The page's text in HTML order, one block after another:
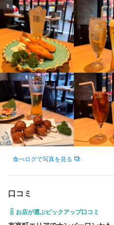
の店内です。
提灯をモチーフにした照明や木
温かみを感じながらも、どこか
間になっています。
都会の喧騒を忘れ、ゆったりと
と日本酒を楽しんでいただけます
【来店されるお客様について】
落ち着いた雰囲気の店内には、
ネスパーソンや、女子会などで
お客様が来店されます。
また、少人数向けの席も用意し
ります。
【メッセージ】
ここまで読んでいただき、ありが
当店は、しっかりと休みを確保
食べログで写真を見る
口コミ
お店が選ぶピックアップ口コミ
求める人物像
こんな方は必見
・好待遇に魅力を感じる方
・おでんが好きな方
・キャリアアップしたい方
・お客さまに喜んでもらうのが
・自分の経験を活かして働きたい
私たちは、一人ひとりの経験や得
あなたと一緒に働ける日を心より
包丁さばき 盛り付け技術
応募資格
歓迎スキル・経験
サービス・ホールの経験がある
求める人物像
こんな方は必見
・おでんが好きな方
・キャリアアップしたい方
・お客さまに喜んでもらうのが好
求める人物像
こんな方は必見
・好待遇に魅力を感じる方
・おでんが好きな方
・キャリアアップしたい方
・お客さまに喜んでもらうのが
・自分の経験を活かして働きたい
私たちは、一人ひとりの経験や得
あなたと一緒に働ける日を心より
応募資格
歓迎スキル・経験
調理経験がある方歓迎！
求める人物像
こんな方は必見
・好待遇に魅力を感じる方
・キャリアアップしたい方
・お客さまに喜んでもらうのが
・自分の経験を活かして働きたい方
・おでんが好きな方
・キャリアアップしたい方
・お客さまに喜んでもらうのが
・自分の経験を活かして働きたい
お店の採用担当者からの
【求職者の皆さまへ】
ここまで読んでいただき、あり
当店では、一人ひとりが持って
けるよう、サポート体制を整え
ぜひ私たちの仲間として、一緒
ご応募を心よりお待ちしています。
法人名・事業者名
ワンミリオン株式会社
最終更新日2025/11/11
東京都千代田区有楽町2-3-2 SIL
法人名・事業者名
ワンミリオン株式会社
最終更新日2025/11/11